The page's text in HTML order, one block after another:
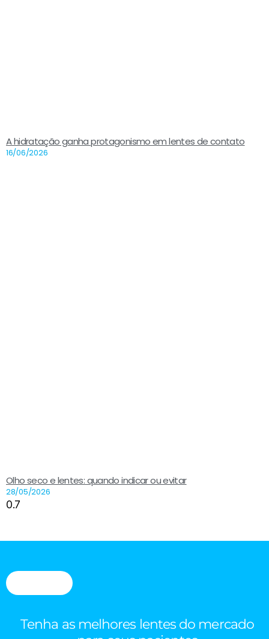
A hidratação ganha protagonismo em lentes de contato
16/06/2026
Olho seco e lentes: quando indicar ou evitar
28/05/2026
Tenha as melhores lentes do mercado